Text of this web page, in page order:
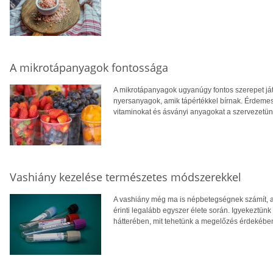
A mikrotápanyagok fontossága
A mikrotápanyagok ugyanúgy fontos szerepet
nyersanyagok, amik tápértékkel bírnak.
vitaminokat és ásványi anyagokat a
Vashiány kezelése természetes módszerekkel
A vashiány még ma is népbetegségnek
érinti legalább egyszer élete során.
hátterében, mit tehetünk a megelőzés